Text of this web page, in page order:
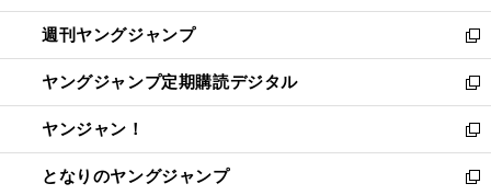
開
く
ウ
で
開
く
ン
ド
ウ
で
開
く
ウ
ィ
ン
ド
ウ
で
開
く
週刊ヤングジャンプ
新
し
い
ウ
ィ
ン
ド
ヤングジャンプ定期購読デジタル
新
し
い
ウ
ィ
ヤンジャン！
新
し
い
となりのヤングジャンプ
新